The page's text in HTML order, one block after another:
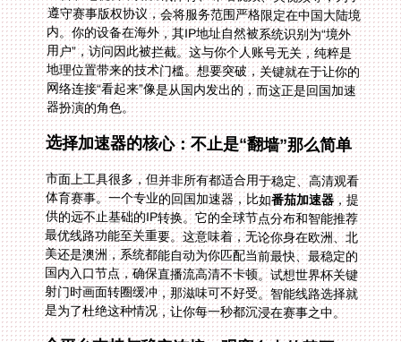
器扮演的角色。
选择加速器的核心：不止是“翻墙”那么简单
市面上工具很多，但并非所有都适合用于稳定、高清观看
体育赛事。一个专业的回国加速器，比如番茄加速器，提
供的远不止基础的IP转换。它的全球节点分布和智能推荐
最优线路功能至关重要。这意味着，无论你身在欧洲、北
美还是澳洲，系统都能自动为你匹配当前最快、最稳定的
国内入口节点，确保直播流高清不卡顿。试想世界杯关键
射门时画面转圈缓冲，那滋味可不好受。智能线路选择就
是为了杜绝这种情况，让你每一秒都沉浸在赛事之中。